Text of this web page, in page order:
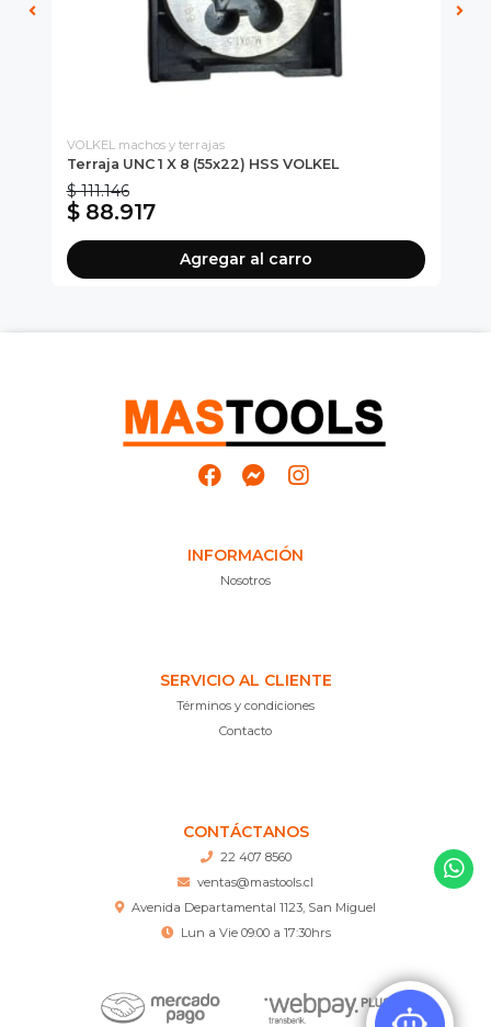
VOLKEL machos y terrajas
Terraja UNC 1 X 8 (55x22) HSS VOLKEL
$ 111.146
$ 88.917
Agregar al carro
INFORMACIÓN
Nosotros
SERVICIO AL CLIENTE
Términos y condiciones
Contacto
CONTÁCTANOS
22 407 8560
ventas@mastools.cl
Avenida Departamental 1123, San Miguel
Lun a Vie 09:00 a 17:30hrs